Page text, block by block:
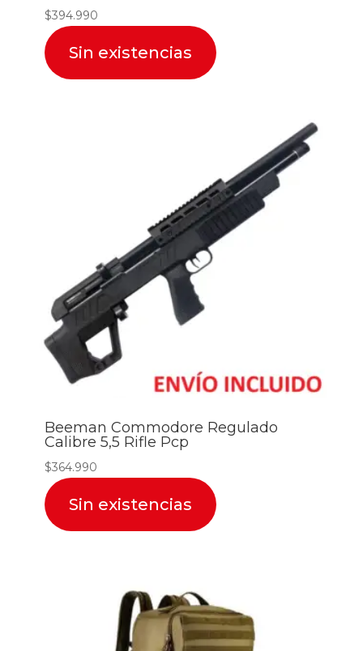
$394.990
Sin existencias
Beeman Commodore Regulado
Calibre 5,5 Rifle Pcp
$364.990
Sin existencias